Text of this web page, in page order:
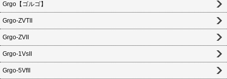
Grgo【ゴルゴ】
Grgo-ZVTII
Grgo-ZVII
Grgo-1VsII
Grgo-5VfII